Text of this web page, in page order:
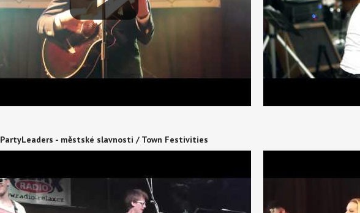
PartyLeaders - městské slavnosti / Town Festivities